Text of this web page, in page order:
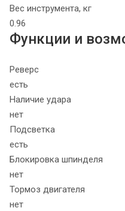
Вес инструмента, кг
0.96
Функции и
Реверс
есть
Наличие удара
нет
Подсветка
есть
Блокировка шпинделя
нет
Тормоз двигателя
нет